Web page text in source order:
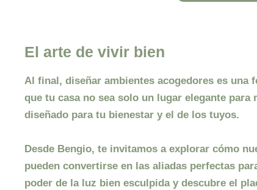
El arte de vivir bien
Al final, diseñar ambientes acogedores es una
que tu casa no sea solo un lugar elegante
diseñado para tu bienestar y el de los tuyos.
Desde Bengio, te invitamos a explorar cómo
pueden convertirse en las aliadas perfectas
poder de la luz bien esculpida y descubre el